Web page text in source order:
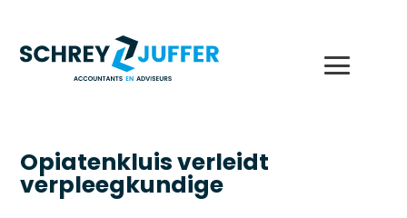
Opiatenkluis verleidt
verpleegkundige